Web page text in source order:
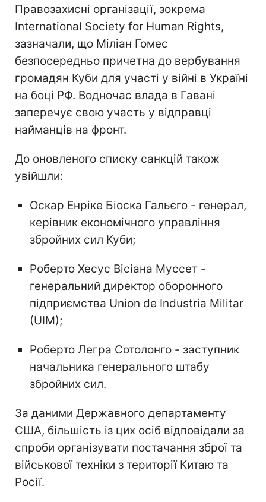
Правозахисні організації, зокрема
International Society for Human Rights,
зазначали, що Міліан Гомес
безпосередньо причетна до вербування
громадян Куби для участі у війні в Україні
на боці РФ. Водночас влада в Гавані
заперечує свою участь у відправці
найманців на фронт.
До оновленого списку санкцій також
увійшли:
Оскар Енріке Біоска Гальєго - генерал,
керівник економічного управління
збройних сил Куби;
Роберто Хесус Вісіана Муссет -
генеральний директор оборонного
підприємства Union de Industria Militar
(UIM);
Роберто Легра Сотолонго - заступник
начальника генерального штабу
збройних сил.
За даними Державного департаменту
США, більшість із цих осіб відповідали за
спроби організувати постачання зброї та
військової техніки з території Китаю та
Росії.